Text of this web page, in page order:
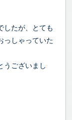
したが、とても
っしゃっていた
うございまし